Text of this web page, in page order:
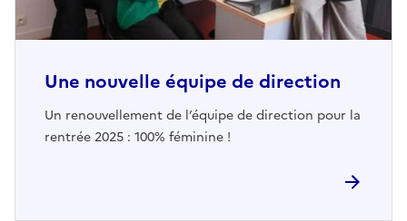
Une nouvelle équipe de direction
Un renouvellement de l’équipe de direction pour la
rentrée 2025 : 100% féminine !